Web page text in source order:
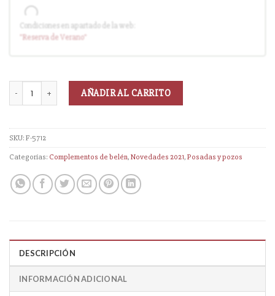
Entrega en cuanto el pedido esté disponible (sin descuento)
Condiciones en apartado de la web:
"Reservade Verano"
AÑADIR AL CARRITO
SKU:F-5712
Categorías: Complementos de belén,Novedades 2021,Posadas y pozos
DESCRIPCIÓN
INFORMACIÓN ADICIONAL